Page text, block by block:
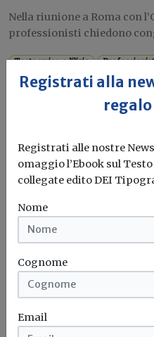
Nella riunione a Roma con
professionisti chiedono
Testo unico edilizia
Manovra 2026 e
PA ai
chiede
“Si introduce una misura
confronti dei liberi
Registrati alla
Registrati alle nostre
omaggio l’Ebook sul
collegate edito DEI
Nome
Cognome
Email